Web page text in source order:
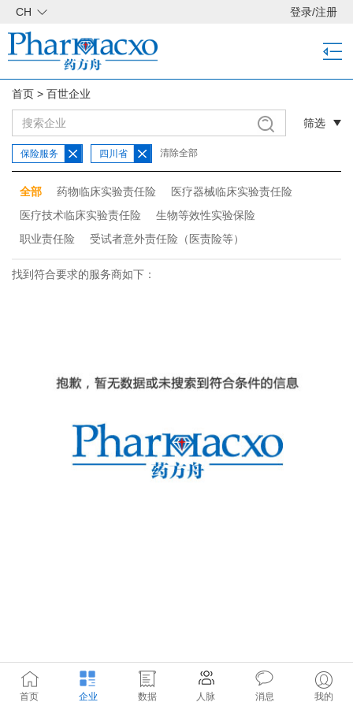
CH 登录/注册
首页 > 百世企业
筛选
保险服务 四川省 清除全部
全部 药物临床实验责任险
医疗器械临床实验责任险
医疗技术临床实验责任险
生物等效性实验保险
职业责任险
受试者意外责任险（医责险等）
找到符合要求的服务商如下：
首页 企业 数据 人脉 消息 我的